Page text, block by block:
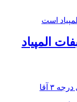
المپیاد